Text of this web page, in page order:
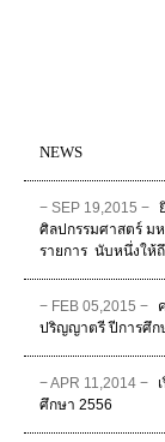
NEWS
− SEP 19,2015 −
ศิลปกรรมศาสตร์ ม
รายการ ‪ นับหนึ่งให้
− FEB 05,2015 −
ปริญญาตรี ปีการศึก
− APR 11,2014 −
ศึกษา 2556